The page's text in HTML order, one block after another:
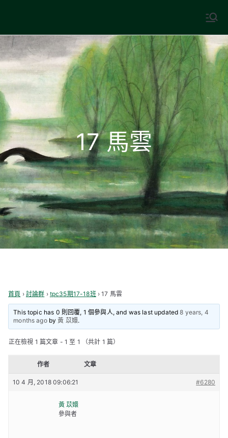
content
中國古典文學
17 馬雲
首頁 › 討論群 › tpc35期17-18班 › 17 馬雲
This topic has 0 則回覆, 1 個參與人, and was last updated8 years, 4
months agoby黃 苡嬛.
正在檢視 1 篇文章 - 1 至 1 （共計 1 篇）
作者 文章
10 4 月, 2018 09:06:21 #6280
黃 苡嬛
參與者